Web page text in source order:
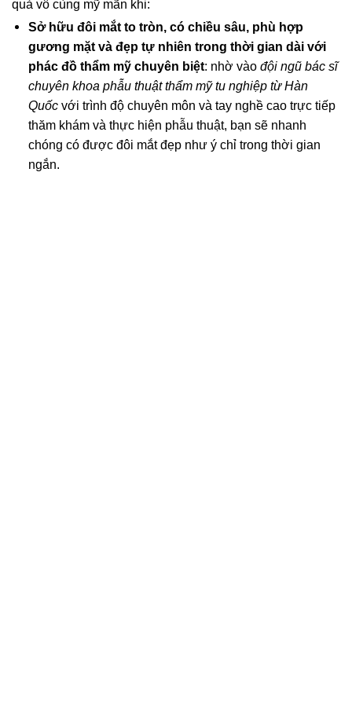
quả vô cùng mỹ mãn khi:
Sở hữu đôi mắt to tròn, có chiều sâu, phù hợp
gương mặt và đẹp tự nhiên trong thời gian dài với
phác đồ thẩm mỹ chuyên biệt: nhờ vào đội ngũ bác sĩ
chuyên khoa phẫu thuật thẩm mỹ tu nghiệp từ Hàn
Quốcvới trình độ chuyên môn và tay nghề cao trực tiếp
thăm khám và thực hiện phẫu thuật, bạn sẽ nhanh
chóng có được đôi mắt đẹp như ý chỉ trong thời gian
ngắn.